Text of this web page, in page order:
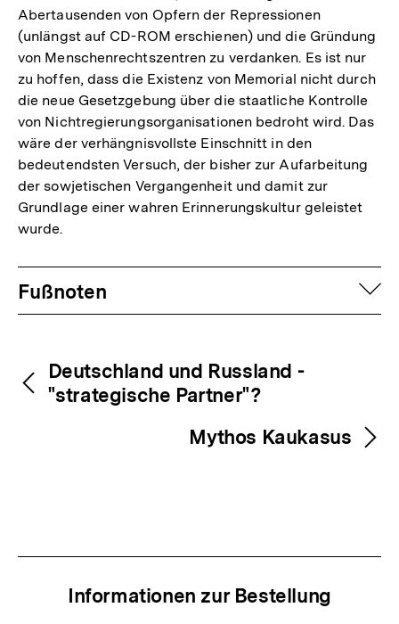
Abertausenden von Opfern der Repressionen
(unlängst auf CD-ROM erschienen) und die Gründung
von Menschenrechtszentren zu verdanken. Es ist nur
zu hoffen, dass die Existenz von Memorial nicht durch
die neue Gesetzgebung über die staatliche Kontrolle
von Nichtregierungsorganisationen bedroht wird. Das
wäre der verhängnisvollste Einschnitt in den
bedeutendsten Versuch, der bisher zur Aufarbeitung
der sowjetischen Vergangenheit und damit zur
Grundlage einer wahren Erinnerungskultur geleistet
wurde.
Fussnoten
Fußnoten
Inhaltsnavigation
Inhaltsnavigation
Deutschland und Russland -
"strategische Partner"?
Mythos Kaukasus
Informationen zur Bestellung